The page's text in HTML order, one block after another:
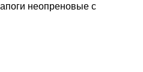
неопреновые с